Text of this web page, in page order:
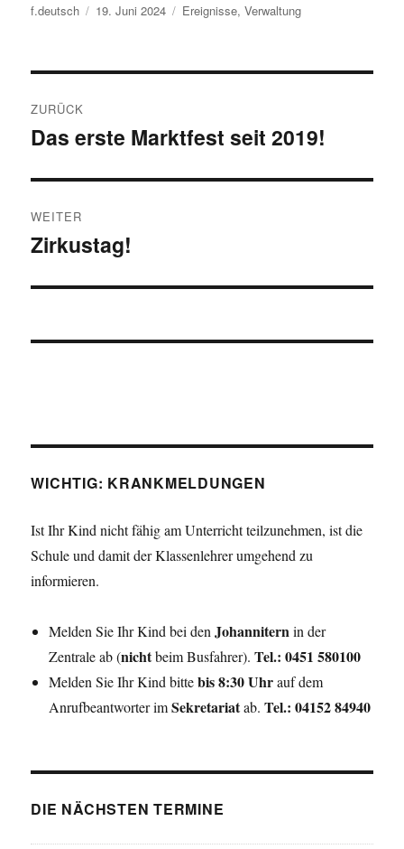
Autor
f.deutsch
Veröffentlicht
19. Juni 2024 Kategorien
Ereignisse,Verwaltung
ZURÜCK
Vorheriger
Das erste Marktfest seit 2019!
WEITER
Nächster
Zirkustag!
WICHTIG: KRANKMELDUNGEN
Ist Ihr Kind nicht fähig am Unterricht teilzunehmen, ist die
Schule und damit der Klassenlehrer umgehend zu
informieren.
Melden Sie Ihr Kind bei denJohanniternin der
Zentrale ab (nichtbeim Busfahrer).Tel.: 0451 580100
Melden Sie Ihr Kind bittebis 8:30 Uhrauf dem
Anrufbeantworter imSekretariatab.Tel.: 04152 84940
DIE NÄCHSTEN TERMINE